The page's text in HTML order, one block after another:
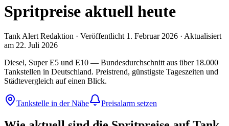
Spritpreise aktuell heute
Tank Alert Redaktion · Veröffentlicht 1. Februar 2026 · Aktualisiert
am 22. Juli 2026
Diesel, Super E5 und E10 — Bundesdurchschnitt aus über 18.000
Tankstellen in Deutschland. Preistrend, günstigste Tageszeiten und
Städtevergleich auf einen Blick.
Tankstelle in der Nähe Preisalarm setzen